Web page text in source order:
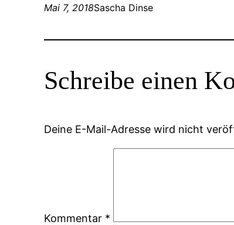
Mai 7, 2018Sascha Dinse
Schreibe einen
Deine E-Mail-Adresse wird nicht
Kommentar *